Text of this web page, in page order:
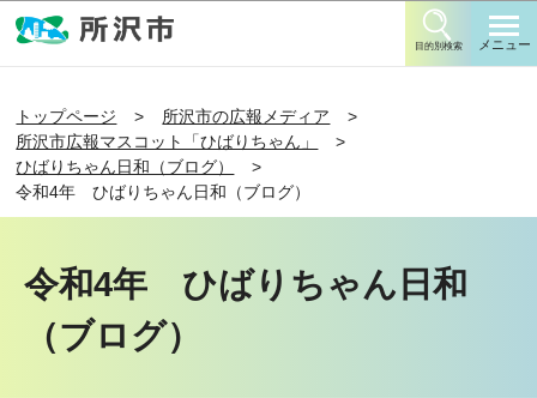
目的別検索 メニュー
トップページ
所沢市の広報メディア
所沢市広報マスコット「ひばりちゃん」
ひばりちゃん日和（ブログ）
令和4年 ひばりちゃん日和（ブログ）
令和4年 ひばりちゃん日和
（ブログ）